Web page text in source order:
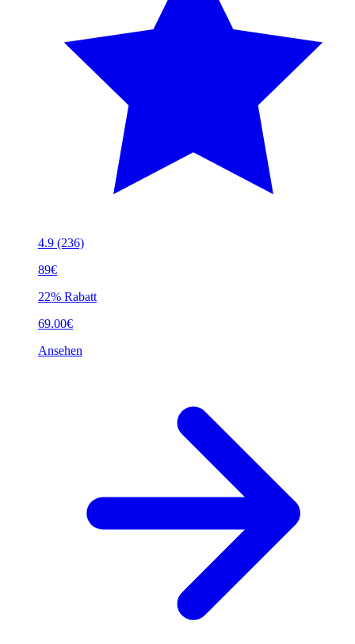
4.9 (236)
89€
22% Rabatt
69.00€
Ansehen